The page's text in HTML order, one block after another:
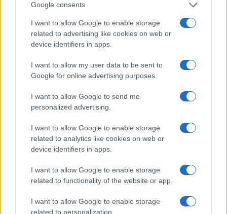
Google consents
I want to allow Google to enable storage
related to advertising like cookies on web or
device identifiers in apps.
I want to allow my user data to be sent to
Google for online advertising purposes.
I want to allow Google to send me
personalized advertising.
I want to allow Google to enable storage
related to analytics like cookies on web or
device identifiers in apps.
I want to allow Google to enable storage
related to functionality of the website or app.
I want to allow Google to enable storage
related to personalization.
F
a
ce
b
o
o
k
T
w
it
te
r
Pi
n
te
re
st
W
h
at
s
A
p
p
S
h
re
Articolo precedente
Prossimo articolo
NOTIZIE RECENTI
Le previsioni meteo per il weekend a Olbia e in
Gallura
Michelle Hunziker in Gallura, bella anche dal